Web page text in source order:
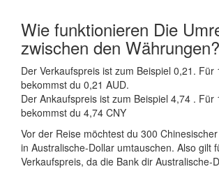
Wie funktionieren Die
zwischen den Währungen?
Der Verkaufspreis ist zum Beispiel 0,21. Für
bekommst du 0,21 AUD.
Der Ankaufspreis ist zum Beispiel 4,74 . Für
bekommst du 4,74 CNY
Vor der Reise möchtest du 300
in Australische-Dollar umtauschen. Also gilt
Verkaufspreis, da die Bank dir Australische-